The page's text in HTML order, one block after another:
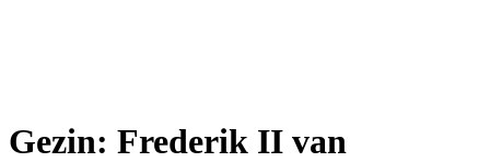
Gezin: Frederik II van